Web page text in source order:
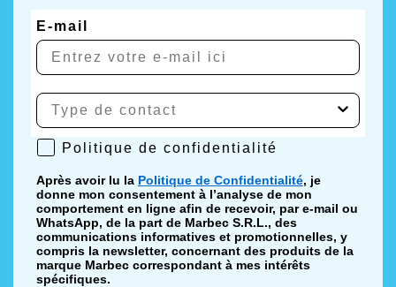
E-mail
Politique de confidentialité
Politique de confidentialité
Après avoir lu la Politique de Confidentialité, je
donne mon consentement à l’analyse de mon
comportement en ligne afin de recevoir, par e-mail ou
WhatsApp, de la part de Marbec S.R.L., des
communications informatives et promotionnelles, y
compris la newsletter, concernant des produits de la
marque Marbec correspondant à mes intérêts
spécifiques.